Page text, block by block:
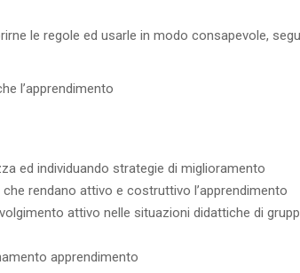
le regole ed usarle in modo consapevole,
l’apprendimento
ed individuando strategie di miglioramento
rendano attivo e costruttivo l’apprendimento
attivo nelle situazioni didattiche di
apprendimento